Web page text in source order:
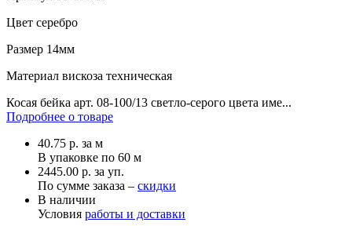
Цвет серебро
Размер 14мм
Материал вискоза техническая
Косая бейка арт. 08-100/13 светло-серого цвета име...
Подробнее о товаре
40.75 р. за м
В упаковке по 60 м
2445.00 р. за уп.
По сумме заказа – скидки
В наличии
Условия работы и доставки